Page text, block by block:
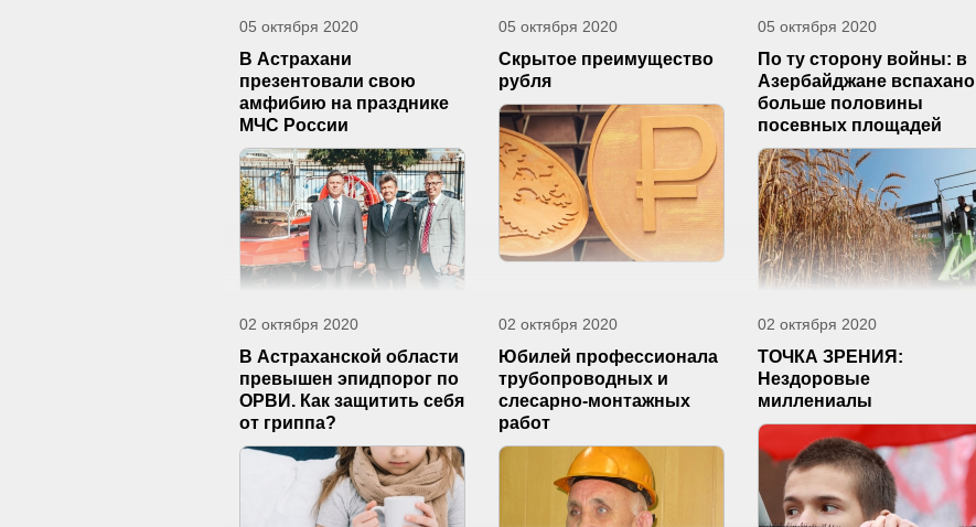
05 октября 2020
В Астрахани
презентовали свою
амфибию на празднике
МЧС России
05 октября 2020
Скрытое преимущество
рубля
05 октября 2020
По ту сторону войны: в
Азербайджане вспахано
больше половины
посевных площадей
02 октября 2020
В Астраханской области
превышен эпидпорог по
ОРВИ. Как защитить себя
от гриппа?
02 октября 2020
Юбилей профессионала
трубопроводных и
слесарно-монтажных
работ
02 октября 2020
ТОЧКА ЗРЕНИЯ:
Нездоровые
миллениалы